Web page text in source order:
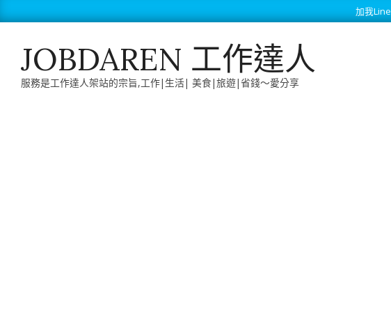
to
加我Line
JOBDAREN 工作達人
服務是工作達人架站的宗旨,工作|生活| 美食|旅遊|省錢～愛分享